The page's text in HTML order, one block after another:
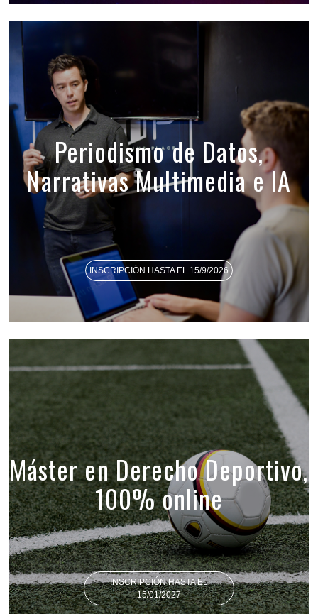
Periodismo de Datos,
Narrativas Multimedia e IA
INSCRIPCIÓN HASTA EL 15/9/2026
Máster en Derecho Deportivo,
100% online
INSCRIPCIÓN HASTA EL
15/01/2027